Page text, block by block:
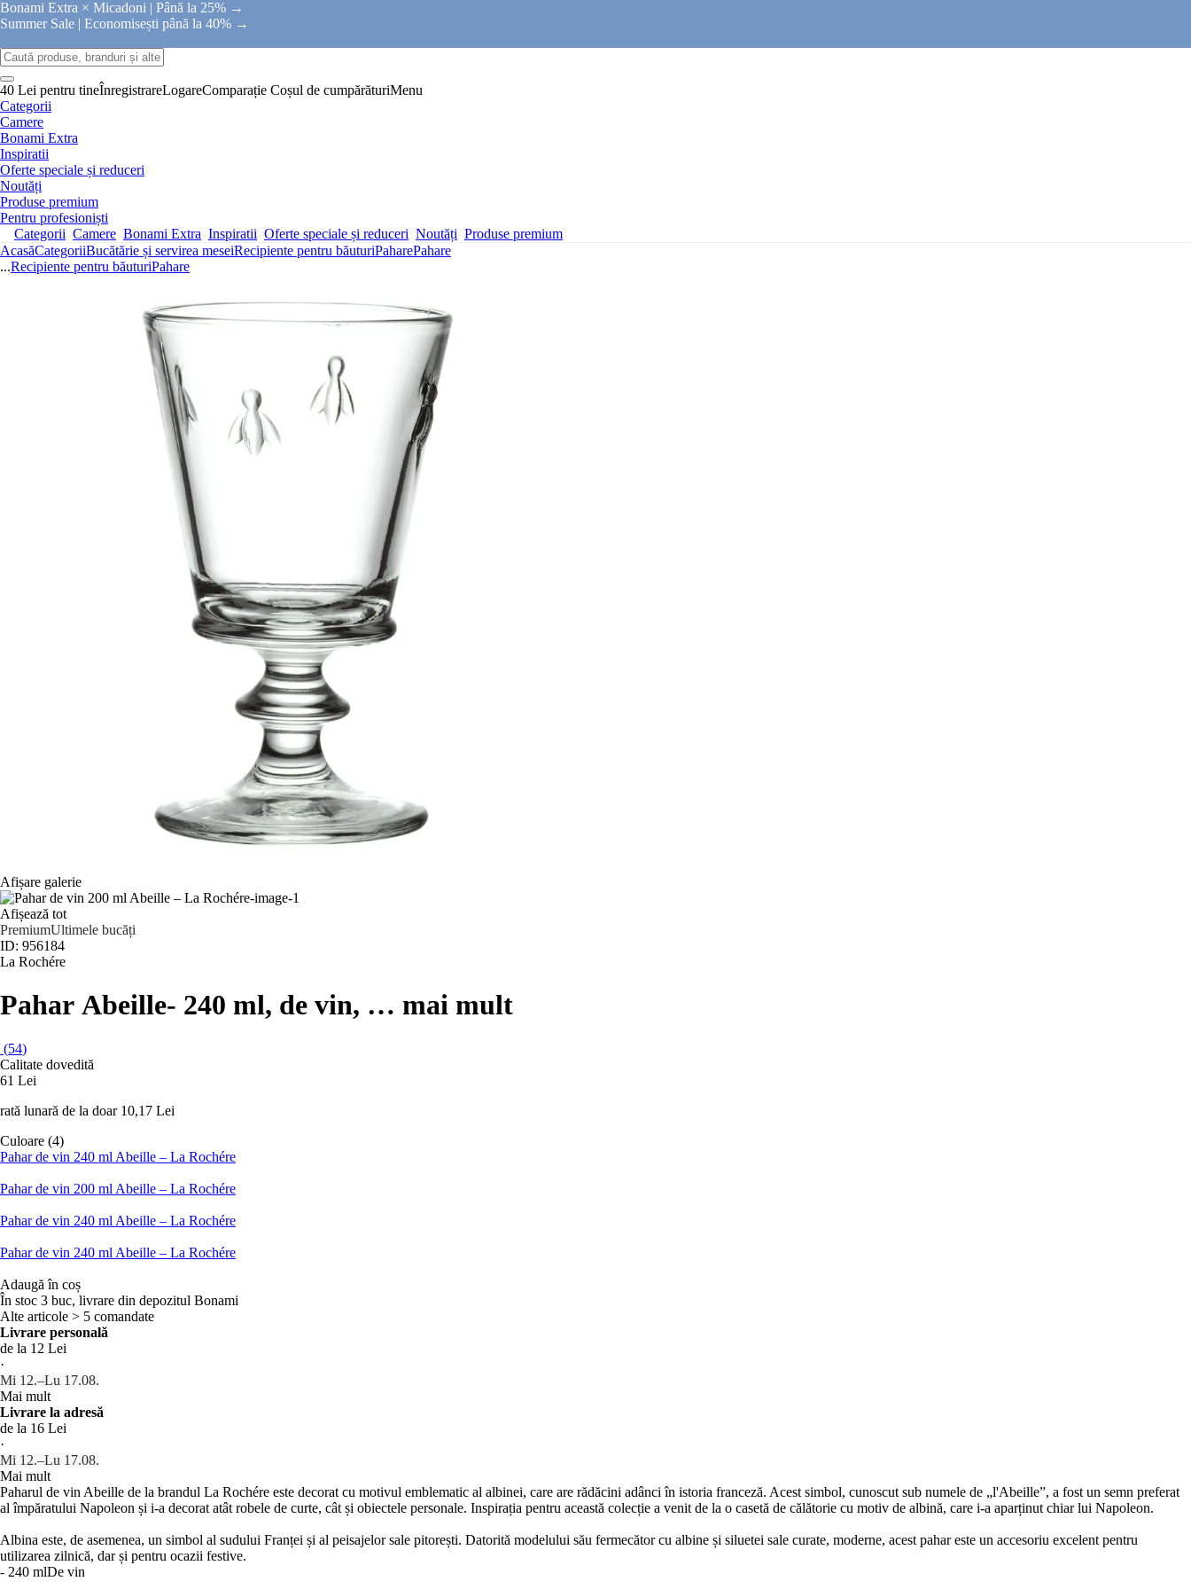
Bonami Extra × Micadoni | Până la 25% →
Summer Sale | Economisești până la 40% →
40 Lei pentru tineÎnregistrareLogareComparație Coșul de cumpărăturiMenu
Categorii
Camere
Bonami Extra
Inspiratii
Oferte speciale și reduceri
Noutăți
Produse premium
Pentru profesioniști
Categorii Camere Bonami Extra Inspiratii Oferte speciale și reduceri Noutăți Produse premium
AcasăCategoriiBucătărie și servirea meseiRecipiente pentru băuturiPaharePahare
...Recipiente pentru băuturiPahare
Afișare galerie
Afișează tot
PremiumUltimele bucăți
ID: 956184
La Rochére
Pahar Abeille- 240 ml, de vin, … mai mult
(54)
Calitate dovedită
61 Lei
rată lunară de la doar 10,17 Lei
Culoare (4)
Pahar de vin 240 ml Abeille – La Rochére
Pahar de vin 200 ml Abeille – La Rochére
Pahar de vin 240 ml Abeille – La Rochére
Pahar de vin 240 ml Abeille – La Rochére
Adaugă în coș
În stoc 3 buc, livrare din depozitul Bonami
Alte articole > 5 comandate
Livrare personală
de la 12 Lei
·
Mi 12.–Lu 17.08.
Mai mult
Livrare la adresă
de la 16 Lei
·
Mi 12.–Lu 17.08.
Mai mult
Paharul de vin Abeille de la brandul La Rochére este decorat cu motivul emblematic al albinei, care are rădăcini adânci în istoria franceză. Acest simbol, cunoscut sub numele de „l'Abeille”, a fost un semn preferat
al împăratului Napoleon și i-a decorat atât robele de curte, cât și obiectele personale. Inspirația pentru această colecție a venit de la o casetă de călătorie cu motiv de albină, care i-a aparținut chiar lui Napoleon.
Albina este, de asemenea, un simbol al sudului Franței și al peisajelor sale pitorești. Datorită modelului său fermecător cu albine și siluetei sale curate, moderne, acest pahar este un accesoriu excelent pentru
utilizarea zilnică, dar și pentru ocazii festive.
- 240 mlDe vin